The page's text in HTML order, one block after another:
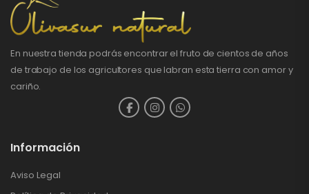
En nuestra tienda podrás encontrar el fruto de cientos de años
de trabajo de los agricultores que labran esta tierra con amor y
cariño.
Información
Aviso Legal